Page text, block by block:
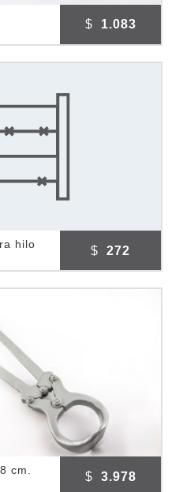
$ 1.083
hilo
$ 272
cm.
$ 3.978